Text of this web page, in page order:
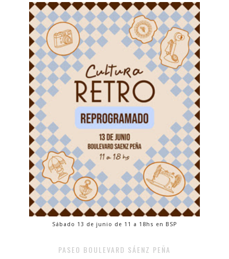
Sábado 13 de junio de 11 a 18hs en BSP
PASEO BOULEVARD SÁENZ PEÑA